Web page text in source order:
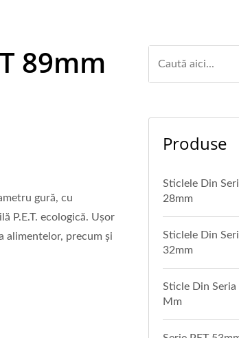
89mm
gură, cu
P.E.T. ecologică. Ușor
alimentelor, precum și
Produse
Sticlele Din
28mm
Sticlele Din
32mm
Sticle Din Seria
Mm